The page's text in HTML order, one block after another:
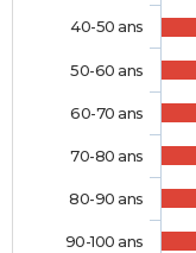
40-50 ans
50-60 ans
60-70 ans
70-80 ans
80-90 ans
90-100 ans